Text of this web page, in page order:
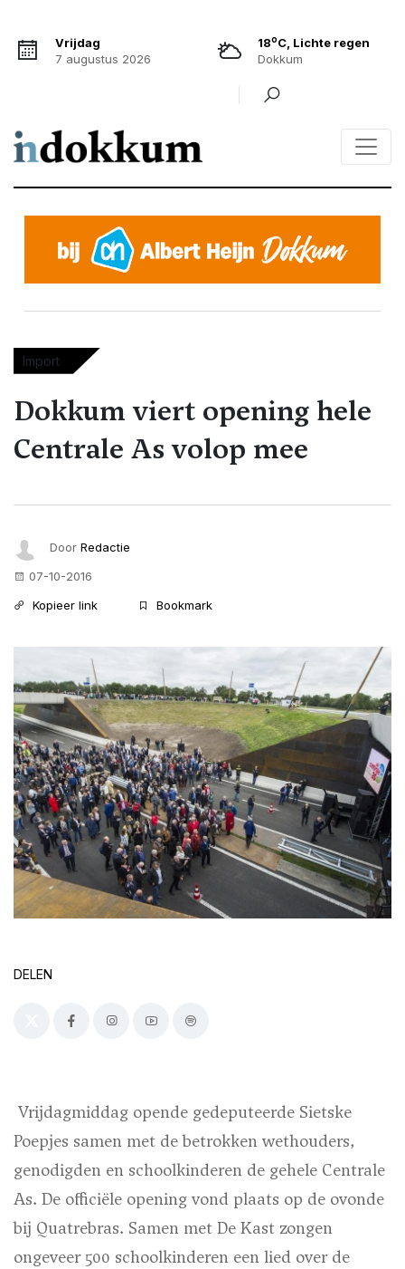
Vrijdag
7 augustus 2026
18oC, Lichte regen
Dokkum
Import
Dokkum viert opening hele
Centrale As volop mee
Door Redactie
07-10-2016
Kopieer link
Bookmark
DELEN
Vrijdagmiddag opende gedeputeerde Sietske
Poepjes samen met de betrokken wethouders,
genodigden en schoolkinderen de gehele Centrale
As. De officiële opening vond plaats op de ovonde
bij Quatrebras. Samen met De Kast zongen
ongeveer 500 schoolkinderen een lied over de